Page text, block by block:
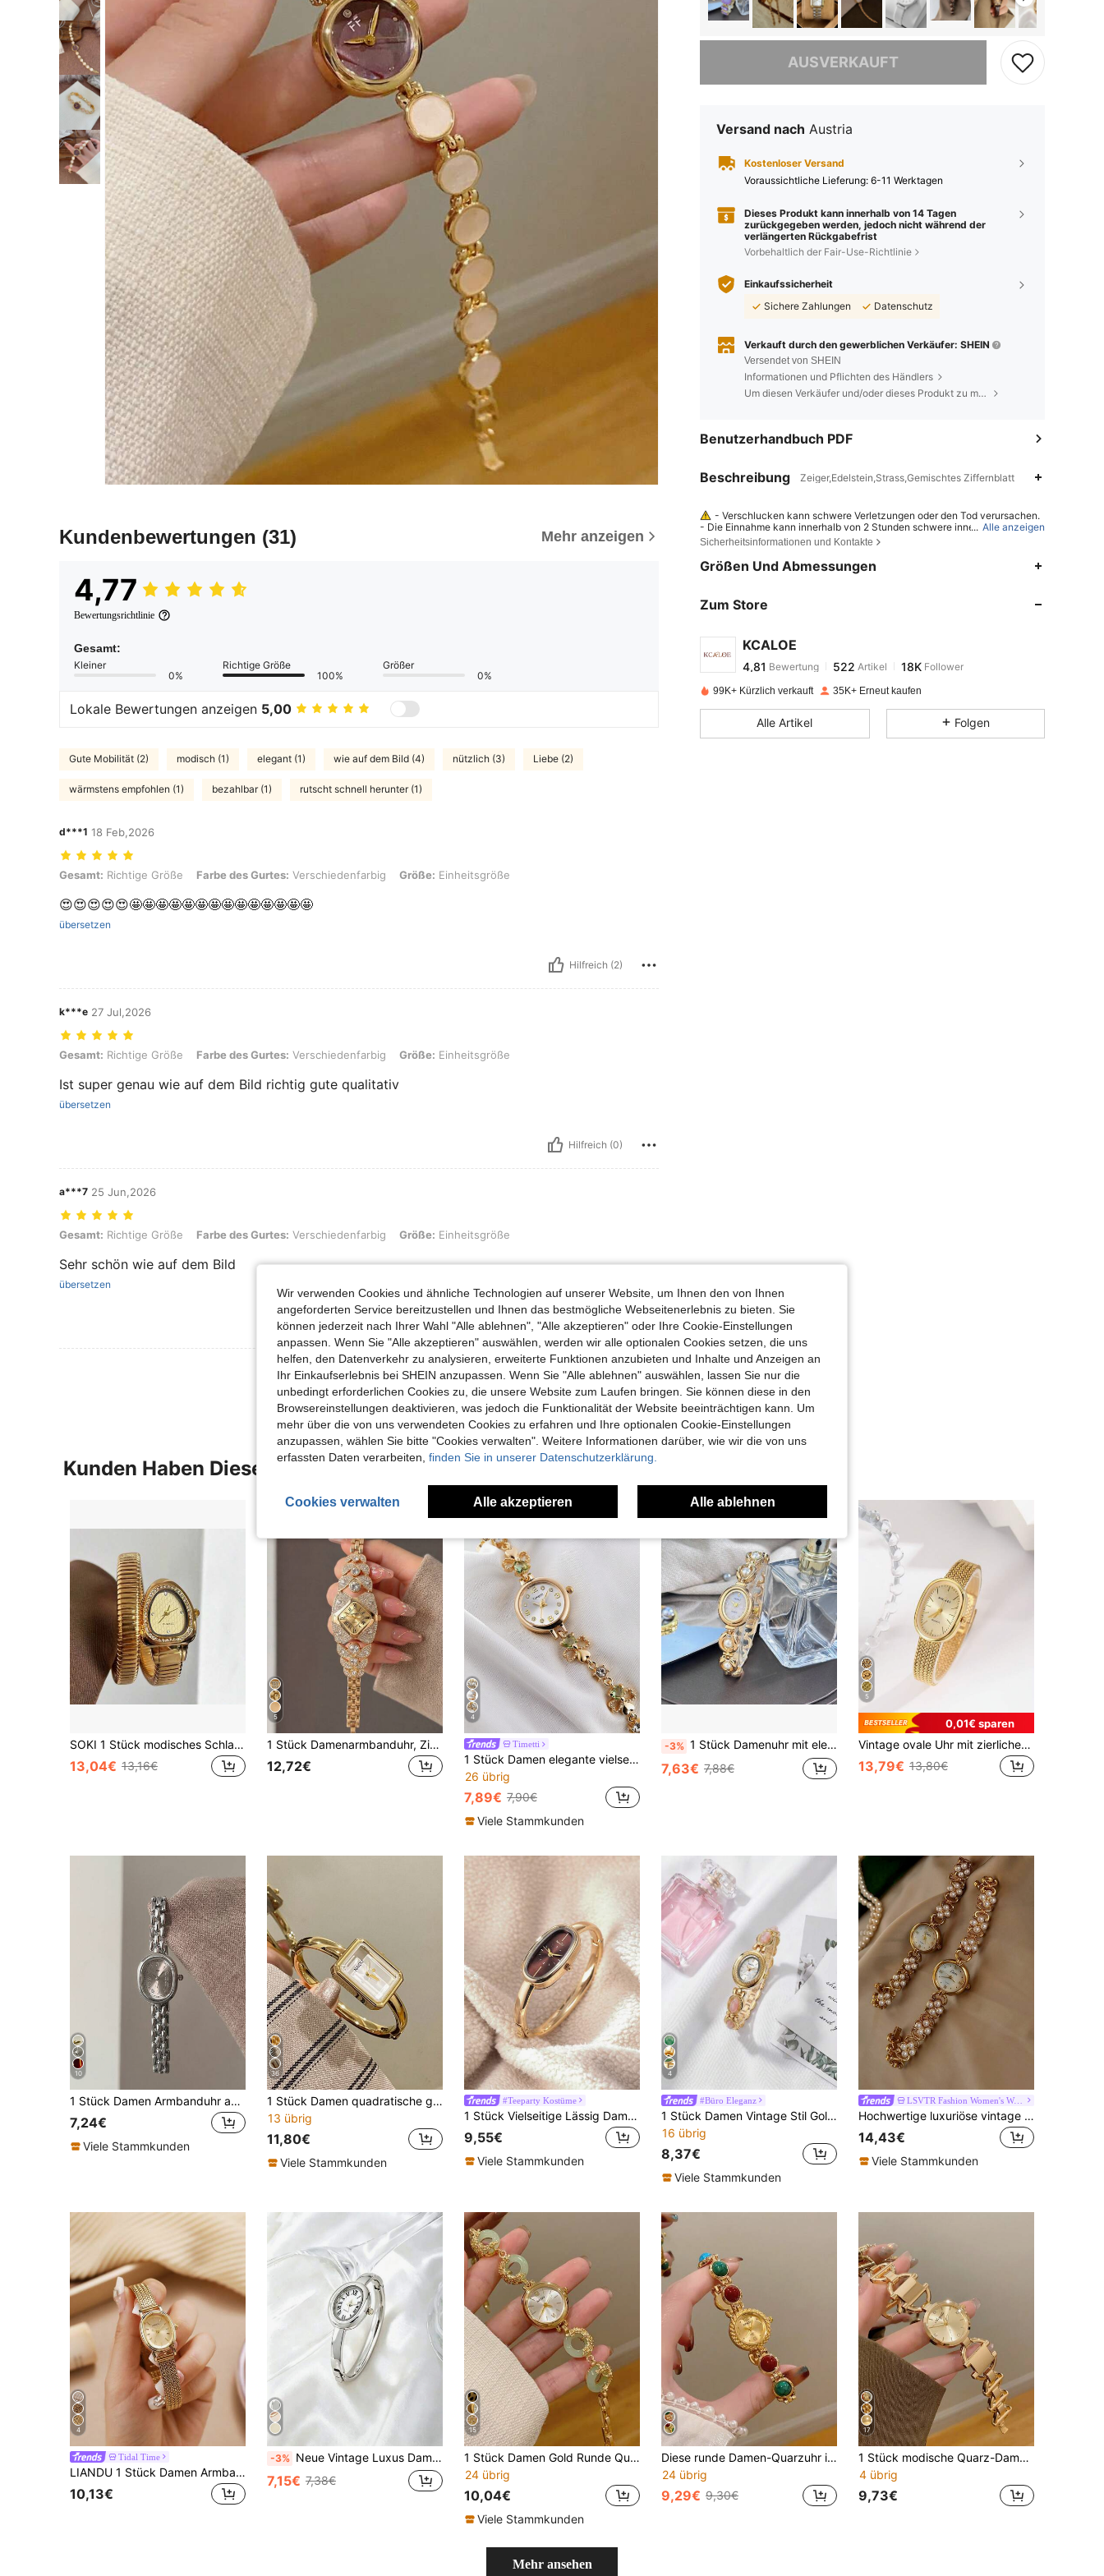
Kundenbewertungen (31) Mehr anzeigen
4,77
Bewertungsrichtlinie
Gesamt:
Kleiner
0%
Richtige Größe
100%
Größer
0%
Lokale Bewertungen anzeigen 5,00
Gute Mobilität (2) modisch (1) elegant (1) wie auf dem Bild (4) nützlich (3) Liebe (2)
wärmstens empfohlen (1) bezahlbar (1) rutscht schnell herunter (1)
d***1 18 Feb,2026
Gesamt: Richtige Größe, Farbe des Gurtes: Verschiedenfarbig, Größe: Einheitsgröße
Gesamt: Richtige Größe Farbe des Gurtes: Verschiedenfarbig Größe: Einheitsgröße
😍😍😍😍😍🤩🤩🤩🤩🤩🤩🤩🤩🤩🤩🤩🤩🤩🤩
übersetzen
Hilfreich (2)
k***e 27 Jul,2026
Gesamt: Richtige Größe, Farbe des Gurtes: Verschiedenfarbig, Größe: Einheitsgröße
Gesamt: Richtige Größe Farbe des Gurtes: Verschiedenfarbig Größe: Einheitsgröße
Ist super genau wie auf dem Bild richtig gute qualitativ
übersetzen
Hilfreich (0)
a***7 25 Jun,2026
Gesamt: Richtige Größe, Farbe des Gurtes: Verschiedenfarbig, Größe: Einheitsgröße
Gesamt: Richtige Größe Farbe des Gurtes: Verschiedenfarbig Größe: Einheitsgröße
Sehr schön wie auf dem Bild
übersetzen
Hilfreich (0)
Mehr Bewertungen Ansehen
AUSVERKAUFT
Sorry, dieses Produkt ist ausverkauft.
Versand nach Austria
Kostenloser Versand
Voraussichtliche Lieferung: 6-11 Werktagen
Dieses Produkt kann innerhalb von 14 Tagen
zurückgegeben werden, jedoch nicht während der
verlängerten Rückgabefrist
Vorbehaltlich der Fair-Use-Richtlinie
Einkaufssicherheit
Sichere Zahlungen
Datenschutz
Verkauft durch den gewerblichen Verkäufer: SHEIN
Versendet von SHEIN
Informationen und Pflichten des Händlers
Um diesen Verkäufer und/oder dieses Produkt zu melden
Benutzerhandbuch PDF
Beschreibung Zeiger,Edelstein,Strass,Gemischtes Ziffernblatt
- Verschlucken kann schwere Verletzungen oder den Tod verursachen.
- Die Einnahme kann innerhalb von 2 Stunden schwere innere Verätzungen
verursachen. - Suchen Sie sofort einen Arzt auf, wenn eine Batterie verschl
uckt oder in den Körper eingeführt wurde. - Bewahren Sie neue und gebrau
chte Batterien außerhalb der Reichweite von Kindern auf. - Stellen Sie sich
er, dass das Batteriefach immer fest verschlossen ist.
... Alle anzeigen
Sicherheitsinformationen und Kontakte
Größen Und Abmessungen
Zum Store
KCALOE
4,81
4,81 Bewertung
y***8bezahltVor 1 Tag
99K+ Kürzlich verkauft 35K+ Erneut kaufen
Alle Artikel Folgen
Kunden Haben Diese Artikel Auch Angeschaut
SOKI 1 Stück modisches Schlangenarmband-Uhr für Frauen, Quarz-Uhr geeignet für den täglichen Gebrauch, Geburtstagsgeschenk, ästhetisch
13,04€ 13,16€
5
1 Stück Damenarmbanduhr, Zifferblatt mit römischen Ziffern, eleganter modischer Business-Luxus-Stil, exquisit und prächtig, für den täglichen Gebrauch, geeignet für Feiertage, Jahrestage, Geschenk für sie oder dich selbst
12,72€
4
Timetti
1 Stück Damen elegante vielseitige Quarz-Armbanduhr, geeignet für den täglichen Gebrauch
26 übrig
7,89€ 7,90€
Viele Stammkunden
-3% 1 Stück Damenuhr mit eleganter runder Perlenkette, ovales Metallgehäuse, modische und anmutige Quarzuhr
7,63€ 7,88€
5
0,01€ sparen
Vintage ovale Uhr mit zierlichem kleinen Zifferblatt, modisches Design für Frauen, Weizenhalm Armband
13,79€ 13,80€
10
1 Stück Damen Armbanduhr aus Goldlegierung, ovales Zifferblatt, modischer weißer Zeiger, lässig elegante Quarzuhr mit römischen Ziffern, geeignet für tägliche Dekoration und Tragen
7,24€
Viele Stammkunden
36
1 Stück Damen quadratische goldene Armbanduhr mit Quarzwerk, minimalistisch modisch elegant, geeignet für den täglichen Gebrauch, beste Wahl für Urlaubsgeschenke
13 übrig
11,80€
Viele Stammkunden
#Teeparty Kostüme
1 Stück Vielseitige Lässig Damen Armbanduhr mit Römischen Ziffern, geeignet für den täglichen Gebrauch
9,55€
Viele Stammkunden
4
#Büro Eleganz
1 Stück Damen Vintage Stil Goldene Modeuhr, geeignet für den täglichen Gebrauch
16 übrig
8,37€
Viele Stammkunden
LSVTR Fashion Women's Watch Store
Hochwertige luxuriöse vintage elegante Mode Damenuhr mit Perleinlage, rundes Perlmutt-Zifferblatt, 30M wasserdicht, geeignet für den täglichen Gebrauch, Partys, Urlaub, Ausflüge, Armbanddekoration, ideales Geschenk für Feiertage oder Geburtstage, hochwertige Perlenarmbanduhr
14,43€
Viele Stammkunden
4
Tidal Time
LIANDU 1 Stück Damen Armbanduhr mit ovalem Zifferblatt und Edelstahlarmband, geeignet für den täglichen Gebrauch, geschäftlich elegant, luxuriös, modisch, lässig, retro, vielseitig, Damen Uhr, Geschenk für Feiertage, Partys, Jahrestage
10,13€
-3% Neue Vintage Luxus Damenuhr mit römischen Ziffern, elegante hochwertige Mode Quarz Armbanduhr, leiser Luxus
7,15€ 7,38€
15
1 Stück Damen Gold Runde Quarz Uhr, Exquisit & Modisch, Geeignet für den täglichen Gebrauch, Geburtstags-/Abschlussgeschenk, Party und Zusammenkunft
24 übrig
10,04€
Viele Stammkunden
Diese runde Damen-Quarzuhr im Vintage-Stil ist modisch und exquisit, geeignet für den täglichen Gebrauch, als Geburtstagsgeschenk und für zwanglose Treffen.
24 übrig
9,29€ 9,30€
17
1 Stück modische Quarz-Damenarmbanduhr mit kontrastierendem geometrischem Muster, elegant und exquisit, geeignet für den täglichen Gebrauch, Partys und lässige Anlässe
4 übrig
9,73€
Mehr ansehen
Wir verwenden Cookies und ähnliche Technologien auf unserer Website, um Ihnen den von Ihnen
angeforderten Service bereitzustellen und Ihnen das bestmögliche Webseitenerlebnis zu bieten. Sie
können jederzeit nach Ihrer Wahl "Alle ablehnen", "Alle akzeptieren" oder Ihre Cookie-Einstellungen
anpassen. Wenn Sie "Alle akzeptieren" auswählen, werden wir alle optionalen Cookies setzen, die uns
helfen, den Datenverkehr zu analysieren, erweiterte Funktionen anzubieten und Inhalte und Anzeigen an
Ihr Einkaufserlebnis bei SHEIN anzupassen. Wenn Sie "Alle ablehnen" auswählen, lassen Sie nur die
unbedingt erforderlichen Cookies zu, die unsere Website zum Laufen bringen. Sie können diese in den
Browsereinstellungen deaktivieren, was jedoch die Funktionalität der Website beeinträchtigen kann. Um
mehr über die von uns verwendeten Cookies zu erfahren und Ihre optionalen Cookie-Einstellungen
anzupassen, wählen Sie bitte "Cookies verwalten". Weitere Informationen darüber, wie wir die von uns
erfassten Daten verarbeiten, finden Sie in unserer Datenschutzerklärung.
Cookies verwalten Alle akzeptieren Alle ablehnen